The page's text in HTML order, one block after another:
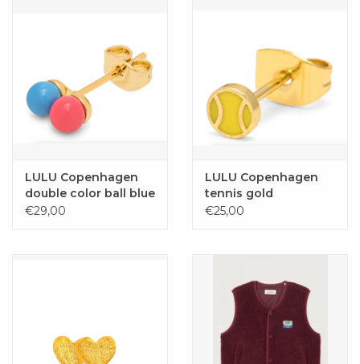
LULU Copenhagen
double color ball blue
pink
€29,00
LULU Copenhagen
tennis gold
€25,00